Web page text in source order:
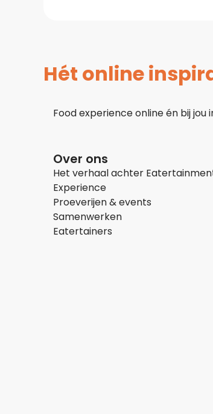
Hét online
Food experience online én bij jou
Over ons
Het verhaal achter
Experience
Proeverijen & events
Samenwerken
Eatertainers